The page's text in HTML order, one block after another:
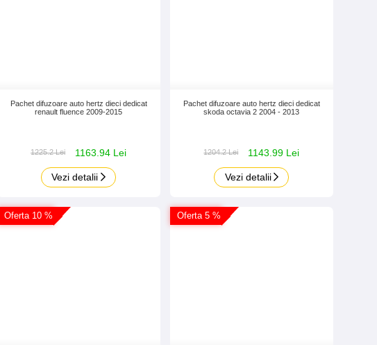
Pachet difuzoare auto hertz dieci dedicat
renault fluence 2009-2015
1225.2 Lei 1163.94 Lei
Vezi detalii
Pachet difuzoare auto hertz dieci dedicat
skoda octavia 2 2004 - 2013
1204.2 Lei 1143.99 Lei
Vezi detalii
Oferta 10 % Oferta 5 %